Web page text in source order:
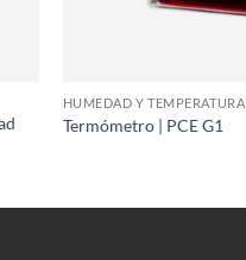
HUMEDAD Y TEMPERATURA
Termómetro | PCE G1